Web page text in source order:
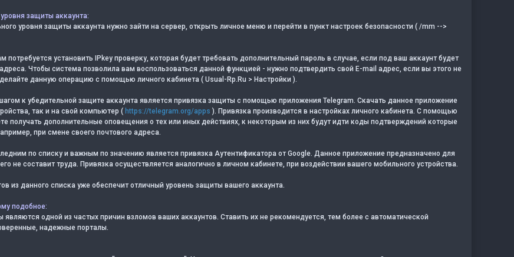
защиты аккаунта:
уровня защиты аккаунта нужно зайти на сервер, открыть личное меню и перейти в пункт настроек безопасности ( /mm -->
потребуется установить IPkey проверку, которая будет требовать дополнительный пароль в случае, если под ваш аккаунт будет
Чтобы система позволила вам воспользоваться данной функцией - нужно подтвердить свой E-mail адрес, если вы этого не
данную операцию с помощью личного кабинета ( Usual-Rp.Ru > Настройки ).
к убедительной защите аккаунта является привязка защиты с помощью приложения Telegram. Скачать данное приложение
так и на свой компьютер ( https://telegram.org/apps ). Привязка производится в настройках личного кабинета. С помощью
получать дополнительные оповещения о тех или иных действиях, к некоторым из них будут идти коды подтверждений которые
при смене своего почтового адреса.
по списку и важным по значению является привязка Аутентификатора от Google. Данное приложение предназначено для
не составит труда. Привязка осуществляется аналогично в личном кабинете, при воздействии вашего мобильного устройства.
из данного списка уже обеспечит отличный уровень защиты вашего аккаунта.
подобное:
одной из частых причин взломов ваших аккаунтов. Ставить их не рекомендуется, тем более с автоматической
надежные порталы.